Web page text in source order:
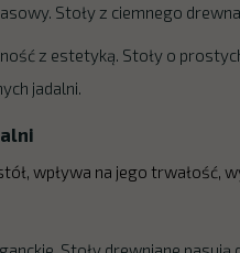
Stoły z ciemnego
z estetyką. Stoły o
jadalni.
wpływa na jego